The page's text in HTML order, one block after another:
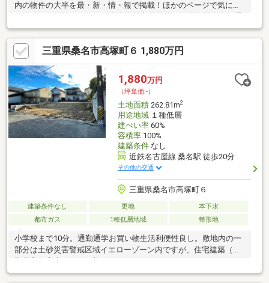
内の物件の大半を最・新・情・報で掲載！ほかのページで気にな
交通バス「筒尾7丁目」停まで徒歩約2分◆初期費用が抑えられる
更地渡し◆設計の自由度が高い整形地◆イオンモール桑名まで車
で約6分※写真をクリックすると、詳細をご覧いただけます。＝＝
＝＝＝＝＝＝＝＝＝＝＝＝＝＝＝＝＝＝《生活に欠かせない施設
が徒歩圏内に揃っています！》現地の雰囲気も一緒に体感しませ
んか？地域の情報もお話しいたします。＝＝＝＝＝＝＝＝＝＝＝
＝＝＝＝＝＝＝＝＝
三重県桑名市高塚町６ 1,880万円
1,880万円
（坪単価:-）
土地面積262.81m2
用途地域１種低層
建ぺい率60%
容積率100%
建築条件なし
近鉄名古屋線 桑名駅 徒歩20分
その他の交通
三重県桑名市高塚町６
建築条件なし 更地
本下水
都市ガス
1種低層地域 整形地
小学校まで10分。通勤通学お買い物生活利便性良し。敷地内の一
部分は土砂災害警戒区域イエローゾーン内ですが、住宅建築（長